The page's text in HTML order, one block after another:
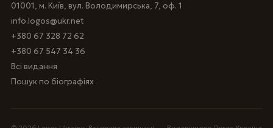
01001, м. Київ, вул. Володимирська, 7, оф. 1
info.logos@ukr.net
+380 67 328 72 62
+380 67 547 34 36
Всі видання
Пошук по біографіях